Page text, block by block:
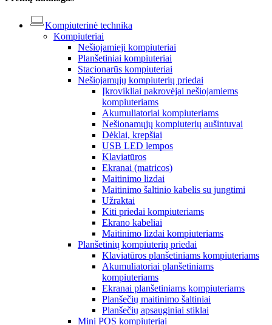
Kompiuterinė technika
Kompiuteriai
Nešiojamieji kompiuteriai
Planšetiniai kompiuteriai
Stacionarūs kompiuteriai
Nešiojamųjų kompiuterių priedai
Įkrovikliai pakrovėjai nešiojamiems
kompiuteriams
Akumuliatoriai kompiuteriams
Nešionamųjų kompiuterių aušintuvai
Dėklai, krepšiai
USB LED lempos
Klaviatūros
Ekranai (matricos)
Maitinimo lizdai
Maitinimo šaltinio kabelis su jungtimi
Užraktai
Kiti priedai kompiuteriams
Ekrano kabeliai
Maitinimo lizdai kompiuteriams
Planšetinių kompiuterių priedai
Klaviatūros planšetiniams kompiuteriams
Akumuliatoriai planšetiniams
kompiuteriams
Ekranai planšetiniams kompiuteriams
Planšečių maitinimo šaltiniai
Planšečių apsauginiai stiklai
Mini POS kompiuteriai